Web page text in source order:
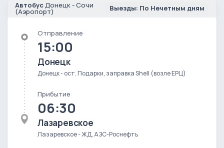
АвтобусДонецк - Сочи
(Аэропорт) Выезды: По Нечетным дням
Отправление
15:00
Донецк
Донецк - ост. Подарки, заправка Shell (возле ЕРЦ)
Прибытие
06:30
Лазаревское
Лазаревское - ЖД, АЗС-Роснефть